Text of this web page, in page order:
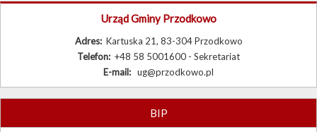
Urząd Gminy Przodkowo
Adres: Kartuska 21, 83-304 Przodkowo
Telefon: +48 58 5001600 - Sekretariat
E-mail: ug@przodkowo.pl
BIP